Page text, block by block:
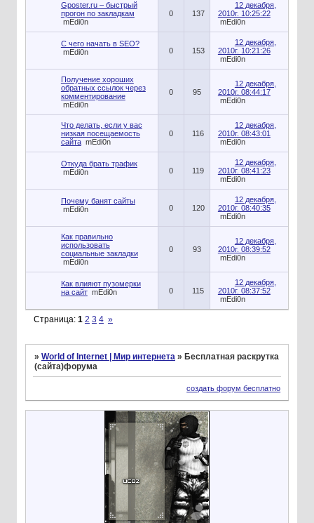
Gposter.ru – быстрый
прогон по закладкам
mEdi0n
0 137
12 декабря,
2010г. 10:25:22
mEdi0n
С чего начать в SEO?
mEdi0n
0 153
12 декабря,
2010г. 10:21:26
mEdi0n
Получение хороших
обратных ссылок через
комментирование
mEdi0n
0 95
12 декабря,
2010г. 08:44:17
mEdi0n
Что делать, если у вас
низкая посещаемость
сайта mEdi0n
0 116
12 декабря,
2010г. 08:43:01
mEdi0n
Откуда брать трафик
mEdi0n
0 119
12 декабря,
2010г. 08:41:23
mEdi0n
Почему банят сайты
mEdi0n
0 120
12 декабря,
2010г. 08:40:35
mEdi0n
Как правильно
использовать
социальные закладки
mEdi0n
0 93
12 декабря,
2010г. 08:39:52
mEdi0n
Как влияют пузомерки
на сайт mEdi0n 0 115
12 декабря,
2010г. 08:37:52
mEdi0n
Страница: 1 2 3 4 »
» World of Internet | Мир интернета » Бесплатная раскрутка
(сайта)форума
создать форум бесплатно